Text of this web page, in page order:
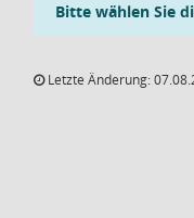
Bitte wählen Sie
Letzte Änderung: